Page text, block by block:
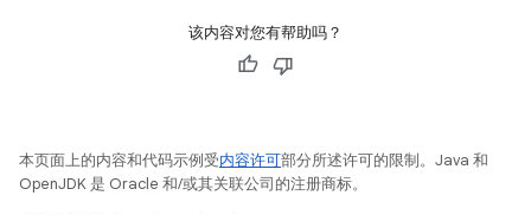
该内容对您有帮助吗？
本页面上的内容和代码示例受内容许可部分所述许可的限制。Java 和
OpenJDK 是 Oracle 和/或其关联公司的注册商标。